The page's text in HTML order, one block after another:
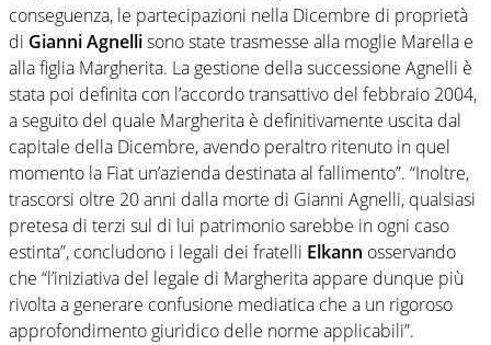
conseguenza, le partecipazioni nella Dicembre di proprietà
di Gianni Agnellisono state trasmesse alla moglie Marella e
alla figlia Margherita. La gestione della successione Agnelli è
stata poi definita con l’accordo transattivo del febbraio 2004,
a seguito del quale Margherita è definitivamente uscita dal
capitale della Dicembre, avendo peraltro ritenuto in quel
momento la Fiat un’azienda destinata al fallimento”. “Inoltre,
trascorsi oltre 20 anni dalla morte di Gianni Agnelli, qualsiasi
pretesa di terzi sul di lui patrimonio sarebbe in ogni caso
estinta”, concludono i legali dei fratelli Elkann osservando
che “l’iniziativa del legale di Margherita appare dunque più
rivolta a generare confusione mediatica che a un rigoroso
approfondimento giuridico delle norme applicabili”.